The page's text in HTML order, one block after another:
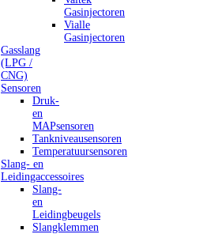
Gasinjectoren
Vialle
Gasinjectoren
Gasslang
(LPG /
CNG)
Sensoren
Druk-
en
MAPsensoren
Tankniveausensoren
Temperatuursensoren
Slang- en
Leidingaccessoires
Slang-
en
Leidingbeugels
Slangklemmen